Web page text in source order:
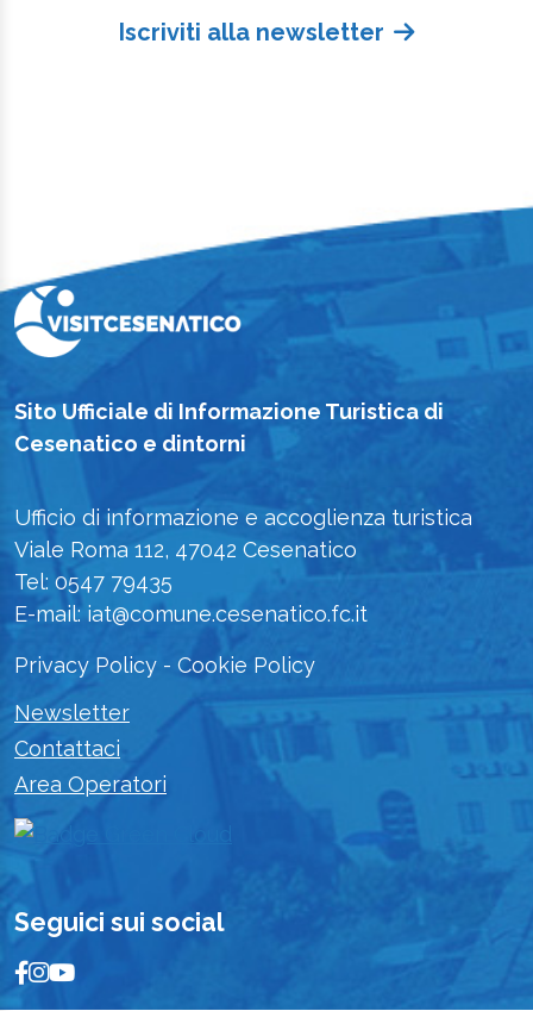
Iscriviti alla newsletter
Sito Ufficiale di Informazione Turistica di
Cesenatico e dintorni
Ufficio di informazione e accoglienza turistica
Viale Roma 112, 47042 Cesenatico
Tel: 0547 79435
E-mail: iat@comune.cesenatico.fc.it
Privacy Policy - Cookie Policy
Newsletter
Contattaci
Area Operatori
Seguici sui social